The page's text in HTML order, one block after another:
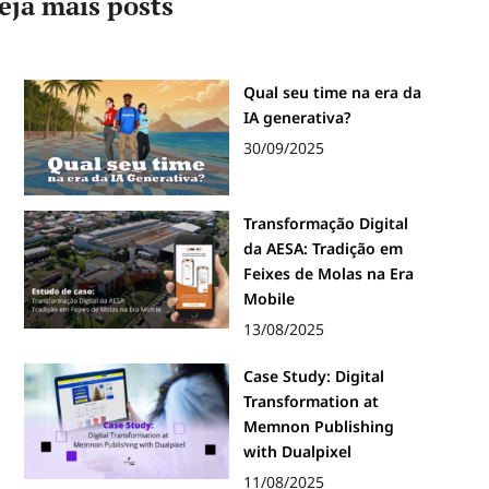
Qual seu time na era da
IA generativa?
30/09/2025
Transformação Digital
da AESA: Tradição em
Feixes de Molas na Era
Mobile
13/08/2025
Case Study: Digital
Transformation at
Memnon Publishing
with Dualpixel
11/08/2025